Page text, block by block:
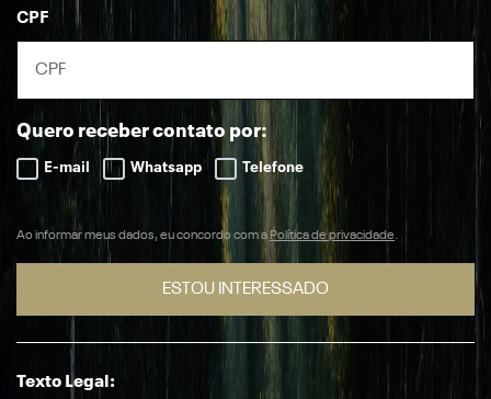
CPF
Quero receber contato por:
E-mail Whatsapp Telefone
Ao informar meus dados, eu concordo com a Política de privacidade.
ESTOU INTERESSADO
Texto Legal: